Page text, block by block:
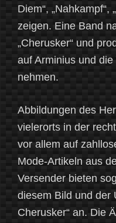
Diem“, „Nahkampf“,
zeigen. Eine Band
„Cherusker“ und
auf Arminius und
nehmen.
Abbildungen des
vielerorts in der
vor allem auf
Mode-Artikeln aus
Versender bieten
diesem Bild und der
Cherusker“ an. Die